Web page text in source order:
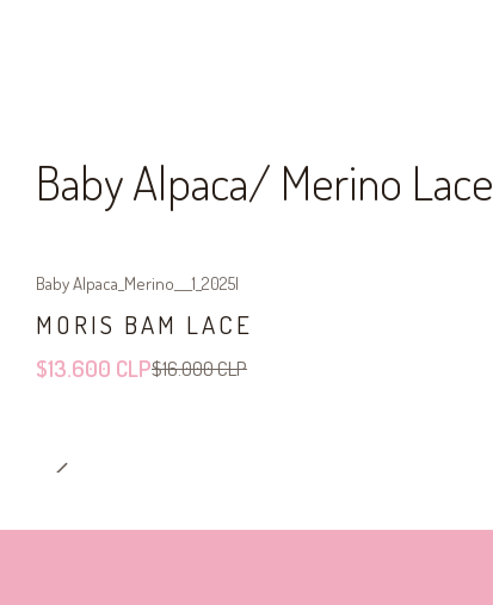
Baby Alpaca/ Merino Lace
Baby Alpaca_Merino___1_2025|
MORIS BAM LACE
$13.600 CLP$16.000 CLP